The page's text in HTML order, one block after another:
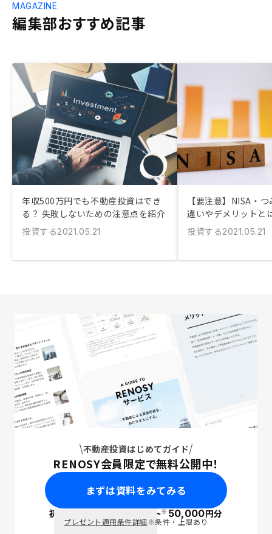
編集部おすすめ記事
MAGAZINE
年収500万円でも不動産投資はでき
る？ 失敗しないための注意点を紹介
投資する2021.05.21
【要注意】NISA・
違いやデメリットと
投資する2021.05.21
不動産投資はじめてガイド
RENOSY会員限定で無料公開中！
まずは資料をみてみる
初回面談で ポイント※50,000円分
プレゼント適用条件詳細※条件・上限あり